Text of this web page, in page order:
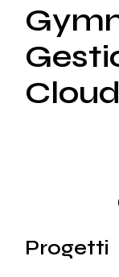
Progetti